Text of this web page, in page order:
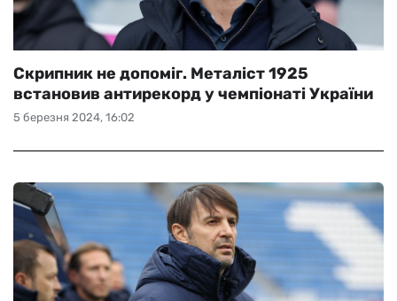
5 березня 2024, 16:02
Скрипник не допоміг. Металіст 1925
встановив антирекорд у чемпіонаті України